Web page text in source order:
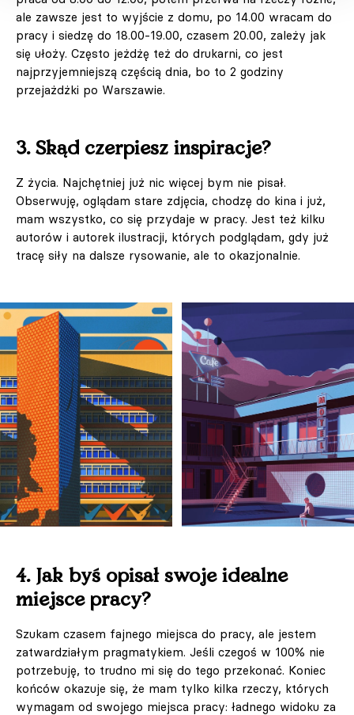
ale zawsze jest to wyjście z domu, po 14.00 wracam do
pracy i siedzę do 18.00-19.00, czasem 20.00, zależy jak
się ułoży. Często jeżdżę też do drukarni, co jest
najprzyjemniejszą częścią dnia, bo to 2 godziny
przejażdżki po Warszawie.
3. Skąd czerpiesz inspiracje?
Z życia. Najchętniej już nic więcej bym nie pisał.
Obserwuję, oglądam stare zdjęcia, chodzę do kina i już,
mam wszystko, co się przydaje w pracy. Jest też kilku
autorów i autorek ilustracji, których podglądam, gdy już
tracę siły na dalsze rysowanie, ale to okazjonalnie.
4. Jak byś opisał swoje idealne
miejsce pracy?
Szukam czasem fajnego miejsca do pracy, ale jestem
zatwardziałym pragmatykiem. Jeśli czegoś w 100% nie
potrzebuję, to trudno mi się do tego przekonać. Koniec
końców okazuje się, że mam tylko kilka rzeczy, których
wymagam od swojego miejsca pracy: ładnego widoku za